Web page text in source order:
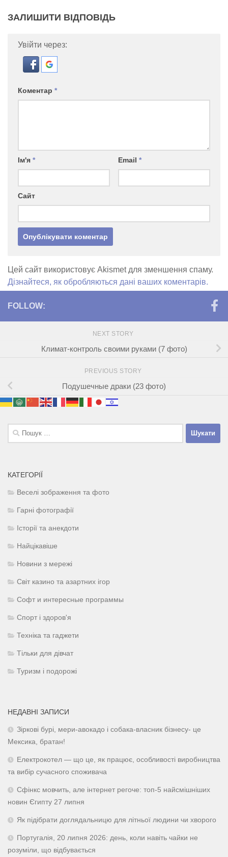
ЗАЛИШИТИ ВІДПОВІДЬ
Увійти через:
Коментар *
Ім'я * Email *
Сайт
Цей сайт використовує Akismet для зменшення спаму.
Дізнайтеся, як обробляються дані ваших коментарів.
FOLLOW:
NEXT STORY
Климат-контроль своими руками (7 фото)
PREVIOUS STORY
Подушечные драки (23 фото)
Пошук:
КАТЕГОРІЇ
Веселі зображення та фото
Гарні фотографії
Історії та анекдоти
Найцікавіше
Новини з мережі
Світ казино та азартних ігор
Софт и интересные программы
Спорт і здоров'я
Техніка та гаджети
Тільки для дівчат
Туризм і подорожі
НЕДАВНІ ЗАПИСИ
Зіркові бурі, мери-авокадо і собака-власник бізнесу- це
Мексика, братан!
Електрокотел — що це, як працює, особливості виробництва
та вибір сучасного споживача
Сфінкс мовчить, але інтернет регоче: топ-5 найсмішніших
новин Єгипту 27 липня
Як підібрати доглядальницю для літньої людини чи хворого
Португалія, 20 липня 2026: день, коли навіть чайки не
розуміли, що відбувається